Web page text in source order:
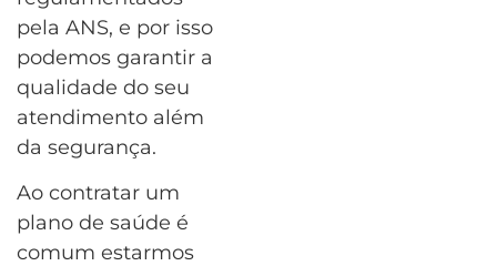
pela ANS, e por isso
podemos garantir a
qualidade do seu
atendimento além
da segurança.
Ao contratar um
plano de saúde é
comum estarmos